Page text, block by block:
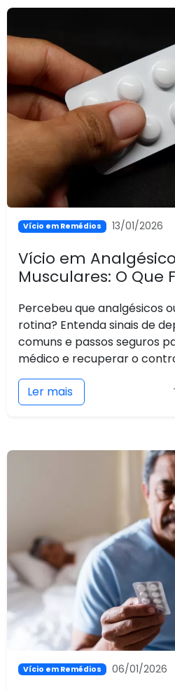
Vício em Remédios 13/01/2026
Vício em
Musculares: O Que
Percebeu que analgésicos
rotina? Entenda sinais de
comuns e passos seguros
médico e recuperar o
Ler mais
Vício em Remédios 06/01/2026